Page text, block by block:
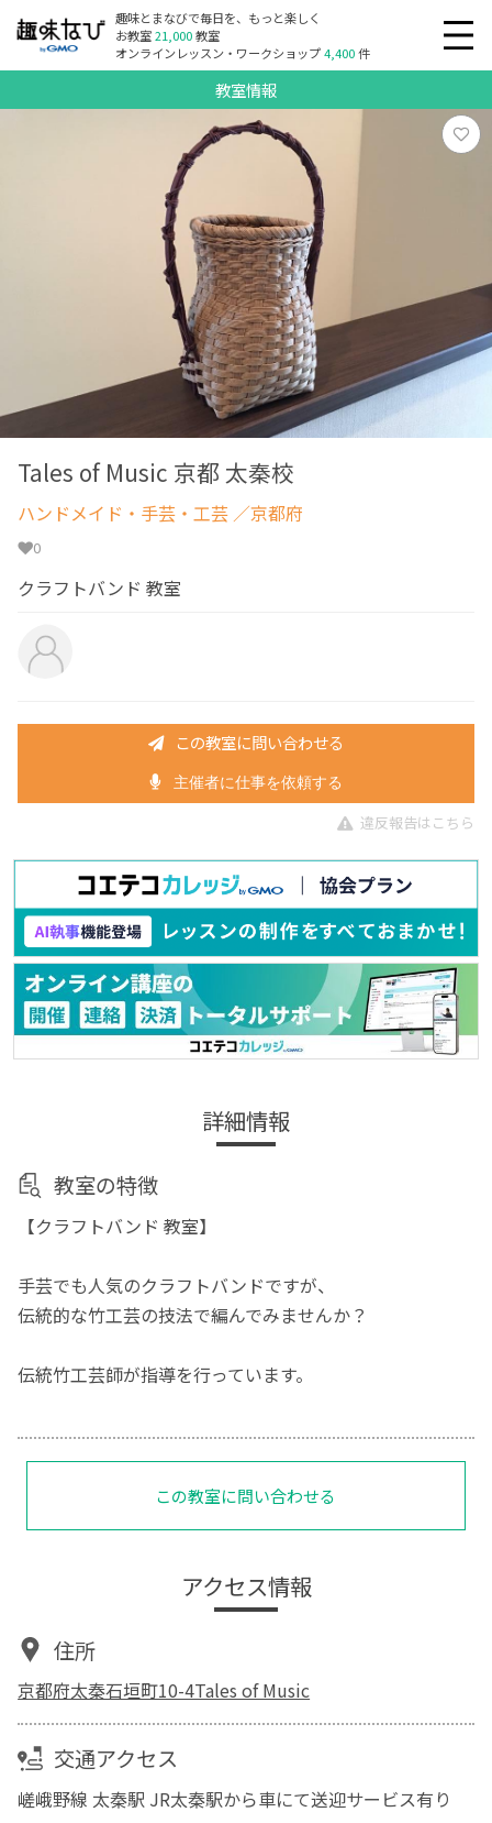
趣味とまなびで毎日を、もっと楽しく
お教室21,000教室
オンラインレッスン・ワークショップ4,400件
教室情報
Tales of Music 京都 太秦校
ハンドメイド・手芸・工芸 ／京都府
0
クラフトバンド 教室
この教室に問い合わせる
主催者に仕事を依頼する
違反報告はこちら
詳細情報
教室の特徴
【クラフトバンド 教室】
手芸でも人気のクラフトバンドですが、
伝統的な竹工芸の技法で編んでみませんか？
伝統竹工芸師が指導を行っています。
この教室に問い合わせる
アクセス情報
住所
京都府太秦石垣町10-4Tales of Music
交通アクセス
嵯峨野線 太秦駅 JR太秦駅から車にて送迎サービス有り